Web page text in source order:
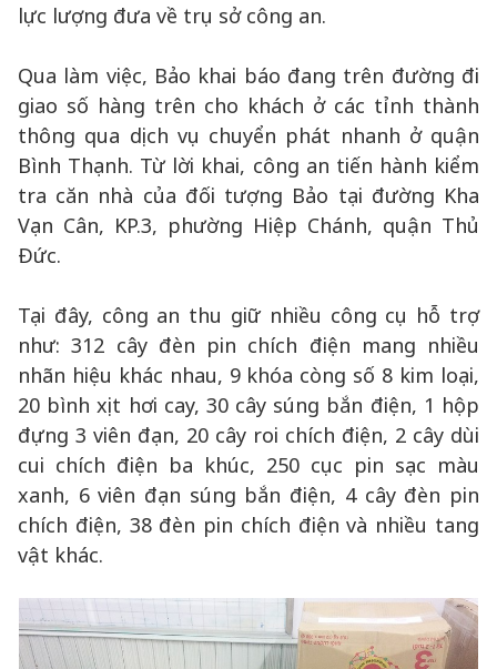
lực lượng đưa về trụ sở công an.
Qua làm việc, Bảo khai báo đang trên đường đi
giao số hàng trên cho khách ở các tỉnh thành
thông qua dịch vụ chuyển phát nhanh ở quận
Bình Thạnh. Từ lời khai, công an tiến hành kiểm
tra căn nhà của đối tượng Bảo tại đường Kha
Vạn Cân, KP.3, phường Hiệp Chánh, quận Thủ
Đức.
Tại đây, công an thu giữ nhiều công cụ hỗ trợ
như: 312 cây đèn pin chích điện mang nhiều
nhãn hiệu khác nhau, 9 khóa còng số 8 kim loại,
20 bình xịt hơi cay, 30 cây súng bắn điện, 1 hộp
đựng 3 viên đạn, 20 cây roi chích điện, 2 cây dùi
cui chích điện ba khúc, 250 cục pin sạc màu
xanh, 6 viên đạn súng bắn điện, 4 cây đèn pin
chích điện, 38 đèn pin chích điện và nhiều tang
vật khác.